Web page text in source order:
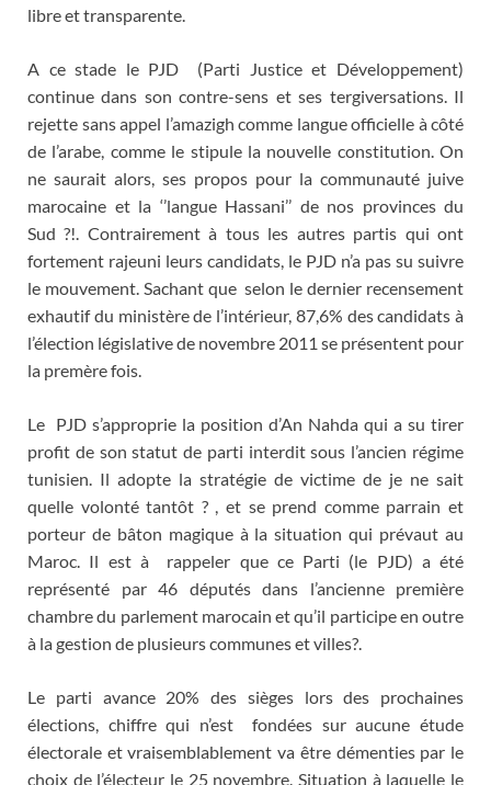
libre et transparente.
A ce stade le PJD (Parti Justice et Développement)
continue dans son contre-sens et ses tergiversations. Il
rejette sans appel l’amazigh comme langue officielle à côté
de l’arabe, comme le stipule la nouvelle constitution. On
ne saurait alors, ses propos pour la communauté juive
marocaine et la ‘’langue Hassani’’ de nos provinces du
Sud ?!. Contrairement à tous les autres partis qui ont
fortement rajeuni leurs candidats, le PJD n’a pas su suivre
le mouvement. Sachant que selon le dernier recensement
exhautif du ministère de l’intérieur, 87,6% des candidats à
l’élection législative de novembre 2011 se présentent pour
la premère fois.
Le PJD s’approprie la position d’An Nahda qui a su tirer
profit de son statut de parti interdit sous l’ancien régime
tunisien. Il adopte la stratégie de victime de je ne sait
quelle volonté tantôt ? , et se prend comme parrain et
porteur de bâton magique à la situation qui prévaut au
Maroc. Il est à rappeler que ce Parti (le PJD) a été
représenté par 46 députés dans l’ancienne première
chambre du parlement marocain et qu’il participe en outre
à la gestion de plusieurs communes et villes?.
Le parti avance 20% des sièges lors des prochaines
élections, chiffre qui n’est fondées sur aucune étude
électorale et vraisemblablement va être démenties par le
choix de l’électeur le 25 novembre. Situation à laquelle le